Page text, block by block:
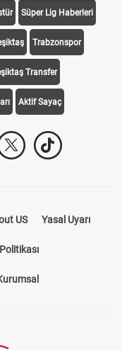
Süper Lig Haberleri
Trabzonspor
Transfer
Aktif Sayaç
US Yasal Uyarı